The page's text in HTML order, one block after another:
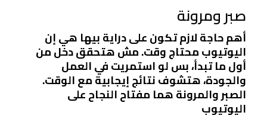
صبر ومرونة
أهم حاجة لازم تكون على دراية بيها هي إن
اليوتيوب محتاج وقت. مش هتحقق دخل من
أول ما تبدأ، بس لو استمريت في العمل
والجودة، هتشوف نتائج إيجابية مع الوقت.
الصبر والمرونة هما مفتاح النجاح على
اليوتيوب